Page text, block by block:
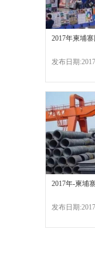
2017年柬埔
发布日期
2017年-柬埔
发布日期